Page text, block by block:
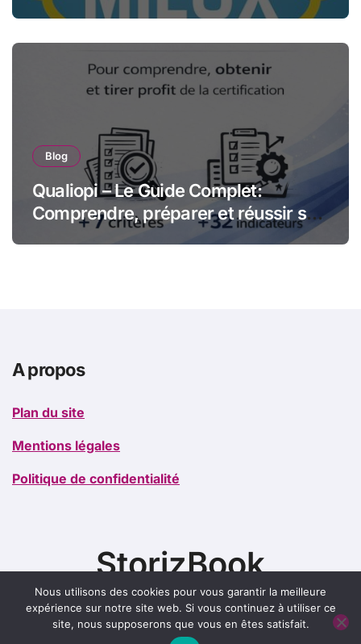
Blog
Qualiopi – Le Guide Complet:
Comprendre, préparer et réussir sa
certification qualité pour les
A propos
Plan du site
Mentions légales
Politique de confidentialité
StorizBook
Nous utilisons des cookies pour vous garantir la meilleure
expérience sur notre site web. Si vous continuez à utiliser ce
site, nous supposerons que vous en êtes satisfait.